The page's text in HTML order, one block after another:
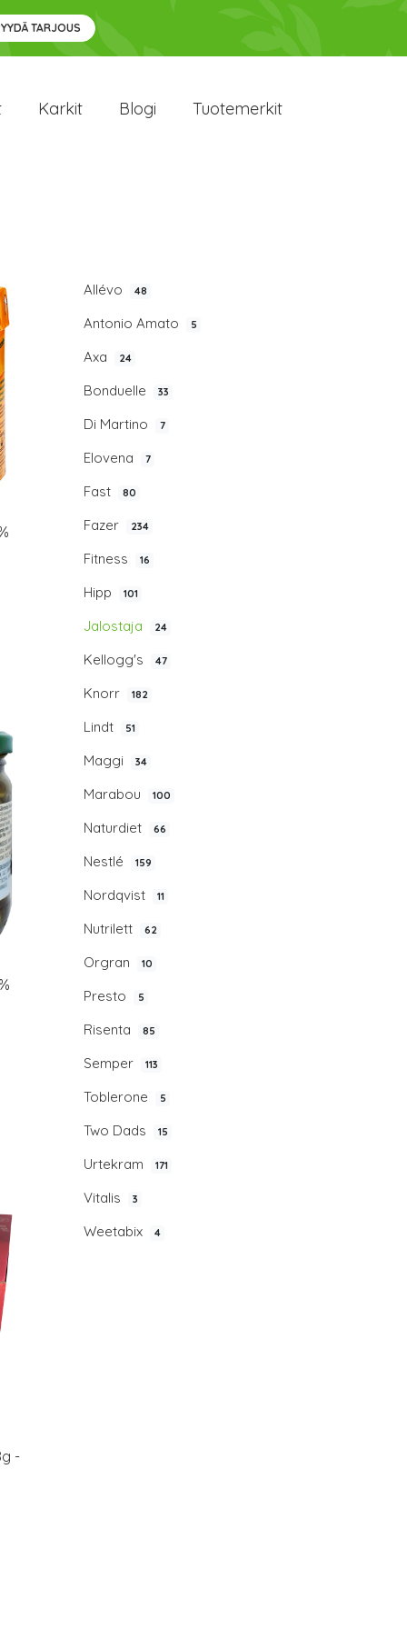
TARJOUS
Karkit Blogi Tuotemerkit
Allévo 48
Antonio Amato 5
Axa 24
Bonduelle 33
Di Martino 7
Elovena 7
Fast 80
Fazer 234
Fitness 16
Hipp 101
Jalostaja 24
Kellogg's 47
Knorr 182
Lindt 51
Maggi 34
Marabou 100
Naturdiet 66
Nestlé 159
Nordqvist 11
Nutrilett 62
Orgran 10
Presto 5
Risenta 85
Semper 113
Toblerone 5
Two Dads 15
Urtekram 171
Vitalis 3
Weetabix 4
-